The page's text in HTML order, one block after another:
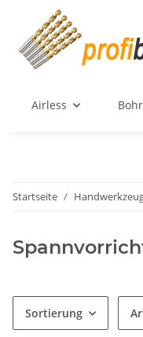
Airless
Startseite
Sortierung